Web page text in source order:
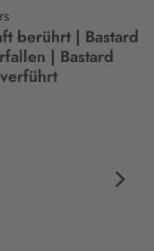
berührt | Bastard
| Bastard